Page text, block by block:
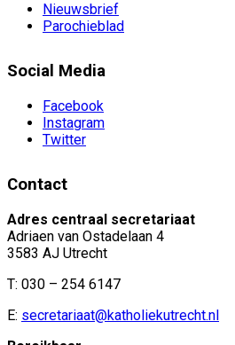
Nieuwsbrief
Parochieblad
Social Media
Facebook
Instagram
Twitter
Contact
Adres centraal secretariaat
Adriaen van Ostadelaan 4
3583 AJ Utrecht
T: 030 – 254 6147
E: secretariaat@katholiekutrecht.nl